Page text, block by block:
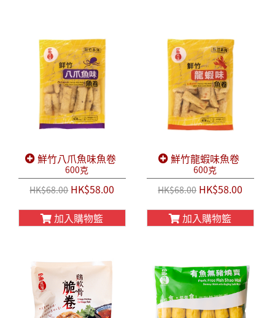
鮮竹八爪魚味魚卷
600克
HK$68.00HK$58.00
加入購物籃
鮮竹龍蝦味魚卷
600克
HK$68.00HK$58.00
加入購物籃